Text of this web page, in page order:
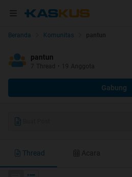
Beranda Komunitas pantun
pantun
7 Thread • Anggota
Gabung
Thread Acara